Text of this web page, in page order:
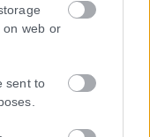
on web or
sent to